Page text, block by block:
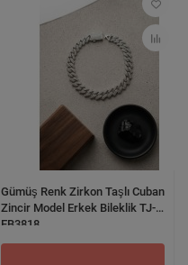
Gümüş Renk Zirkon Taşlı Cuban
Zincir Model Erkek Bileklik TJ-
EB3818